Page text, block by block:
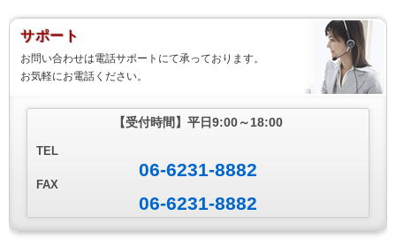
サポート
お問い合わせは電話サポートにて承っております。
お気軽にお電話ください。
【受付時間】 平日9:00～18:00
TEL
06-6231-8882
FAX
06-6231-8882